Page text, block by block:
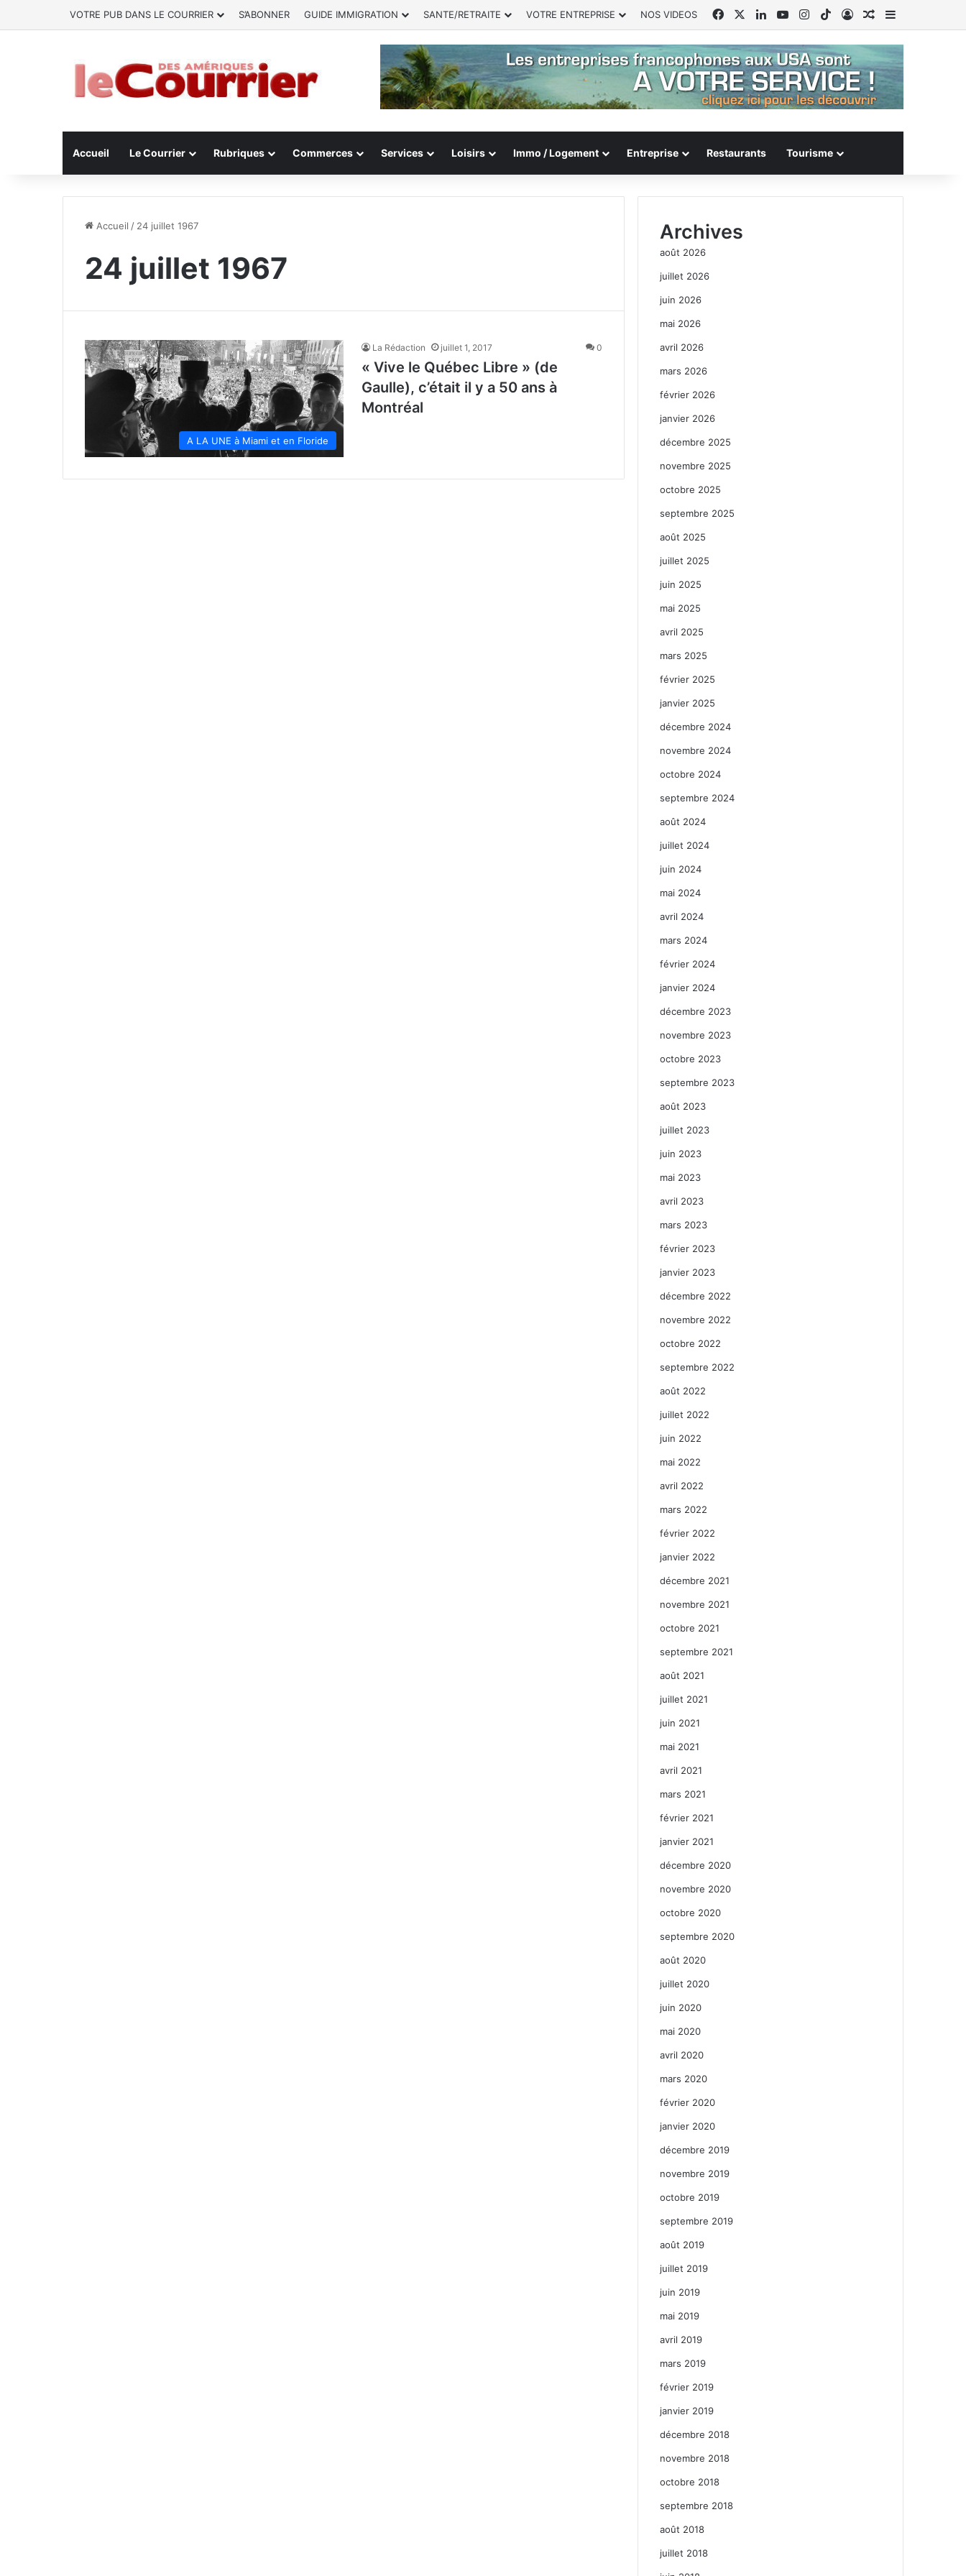
VOTRE PUB DANS LE COURRIER S’ABONNER GUIDE IMMIGRATION SANTE/RETRAITE VOTRE ENTREPRISE NOS VIDEOS FacebookLinkedinYouTubeInstagram
TikTokConnexion
Article Aléatoire
Sidebar
Accueil Le Courrier Rubriques Commerces Services Loisirs Immo / Logement Entreprise Restaurants Tourisme
Accueil / 24 juillet 1967
24 juillet 1967
A LA UNE à Miami et en Floride
La Rédaction juillet 1, 2017 0
« Vive le Québec Libre » (de
Gaulle), c’était il y a 50 ans à
Montréal
Archives
août 2026
juillet 2026
juin 2026
mai 2026
avril 2026
mars 2026
février 2026
janvier 2026
décembre 2025
novembre 2025
octobre 2025
septembre 2025
août 2025
juillet 2025
juin 2025
mai 2025
avril 2025
mars 2025
février 2025
janvier 2025
décembre 2024
novembre 2024
octobre 2024
septembre 2024
août 2024
juillet 2024
juin 2024
mai 2024
avril 2024
mars 2024
février 2024
janvier 2024
décembre 2023
novembre 2023
octobre 2023
septembre 2023
août 2023
juillet 2023
juin 2023
mai 2023
avril 2023
mars 2023
février 2023
janvier 2023
décembre 2022
novembre 2022
octobre 2022
septembre 2022
août 2022
juillet 2022
juin 2022
mai 2022
avril 2022
mars 2022
février 2022
janvier 2022
décembre 2021
novembre 2021
octobre 2021
septembre 2021
août 2021
juillet 2021
juin 2021
mai 2021
avril 2021
mars 2021
février 2021
janvier 2021
décembre 2020
novembre 2020
octobre 2020
septembre 2020
août 2020
juillet 2020
juin 2020
mai 2020
avril 2020
mars 2020
février 2020
janvier 2020
décembre 2019
novembre 2019
octobre 2019
septembre 2019
août 2019
juillet 2019
juin 2019
mai 2019
avril 2019
mars 2019
février 2019
janvier 2019
décembre 2018
novembre 2018
octobre 2018
septembre 2018
août 2018
juillet 2018